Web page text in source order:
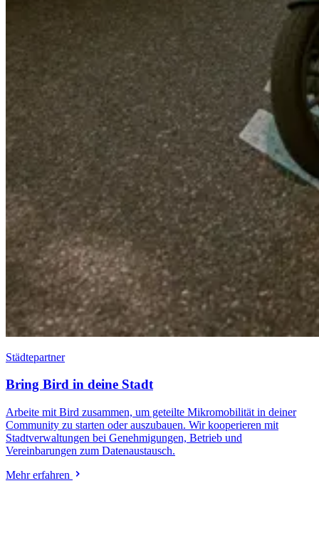
Städtepartner
Bring Bird in deine Stadt
Arbeite mit Bird zusammen, um geteilte Mikromobilität in deiner
Community zu starten oder auszubauen. Wir kooperieren mit
Stadtverwaltungen bei Genehmigungen, Betrieb und
Vereinbarungen zum Datenaustausch.
Mehr erfahren